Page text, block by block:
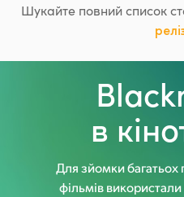
Шукайте повний список
в
Для зйомки багатьох
фільмів